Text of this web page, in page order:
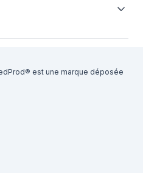
est une marque déposée